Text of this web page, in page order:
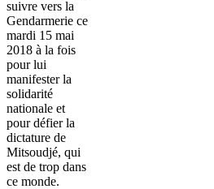
suivre vers la
Gendarmerie ce
mardi 15 mai
2018 à la fois
pour lui
manifester la
solidarité
nationale et
pour défier la
dictature de
Mitsoudjé, qui
est de trop dans
ce monde.